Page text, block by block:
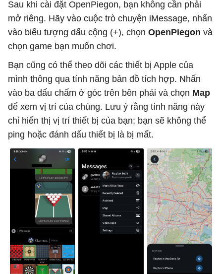
Sau khi cài đặt OpenPiegon, bạn không cần phải
mở riêng. Hãy vào cuộc trò chuyện iMessage, nhấn
vào biểu tượng dấu cộng (+), chọn OpenPiegon và
chọn game bạn muốn chơi.
Bạn cũng có thể theo dõi các thiết bị Apple của
mình thông qua tính năng bản đồ tích hợp. Nhấn
vào ba dấu chấm ở góc trên bên phải và chọn Map
để xem vị trí của chúng. Lưu ý rằng tính năng này
chỉ hiển thị vị trí thiết bị của bạn; bạn sẽ không thể
ping hoặc đánh dấu thiết bị là bị mất.